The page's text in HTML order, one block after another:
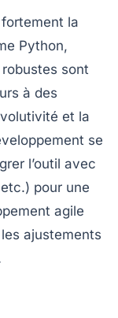
la
Python,
sont
à des
et la
se
l’outil avec
pour une
agile
ajustements